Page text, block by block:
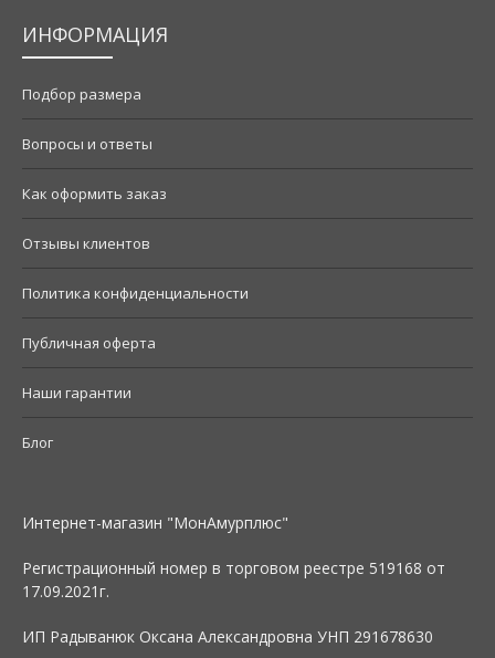
ИНФОРМАЦИЯ
Подбор размера
Вопросы и ответы
Как оформить заказ
Отзывы клиентов
Политика конфиденциальности
Публичная оферта
Наши гарантии
Блог
Интернет-магазин "МонАмурплюс"
Регистрационный номер в торговом реестре 519168 от
17.09.2021г.
ИП Радыванюк Оксана Александровна УНП 291678630